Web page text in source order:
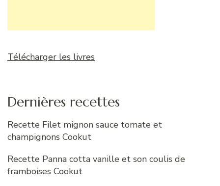
Télécharger les livres
Dernières recettes
Recette Filet mignon sauce tomate et
champignons Cookut
Recette Panna cotta vanille et son coulis de
framboises Cookut